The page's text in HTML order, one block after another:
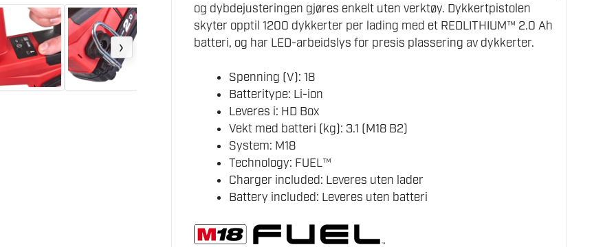
›
og dybdejusteringen gjøres enkelt uten verktøy. Dykkertpistolen
skyter opptil 1200 dykkerter per lading med et REDLITHIUM™ 2.0 Ah
batteri, og har LED-arbeidslys for presis plassering av dykkerter.
Spenning (V): 18
Batteritype: Li-ion
Leveres i: HD Box
Vekt med batteri (kg): 3.1 (M18 B2)
System: M18
Technology: FUEL™
Charger included: Leveres uten lader
Battery included: Leveres uten batteri